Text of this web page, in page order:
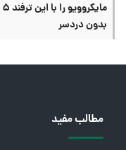
بدون دردسر
مطالب مفید